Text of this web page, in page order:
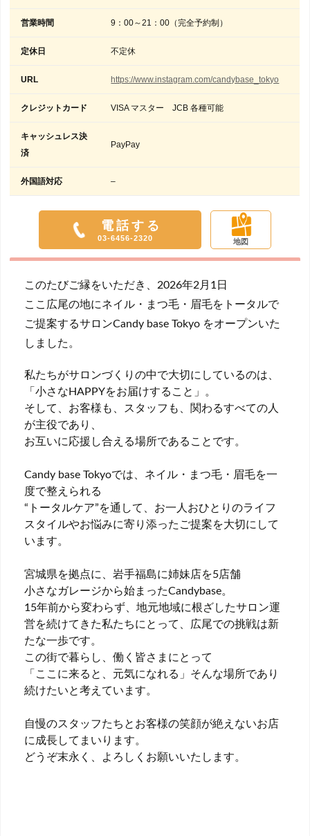
営業時間 9：00～21：00（完全予約制）
定休日 不定休
URL https://www.instagram.com/candybase_tokyo
クレジットカード VISA マスター JCB 各種可能
キャッシュレス決
済
PayPay
外国語対応 –
電話する
03-6456-2320 地図
このたびご縁をいただき、2026年2月1日
ここ広尾の地にネイル・まつ毛・眉毛をトータルで
ご提案するサロンCandy base Tokyo をオープンいた
しました。
私たちがサロンづくりの中で大切にしているのは、
「小さなHAPPYをお届けすること」。
そして、お客様も、スタッフも、関わるすべての人
が主役であり、
お互いに応援し合える場所であることです。
Candy base Tokyoでは、ネイル・まつ毛・眉毛を一
度で整えられる
“トータルケア”を通して、お一人おひとりのライフ
スタイルやお悩みに寄り添ったご提案を大切にして
います。
宮城県を拠点に、岩手福島に姉妹店を5店舗
小さなガレージから始まったCandybase。
15年前から変わらず、地元地域に根ざしたサロン運
営を続けてきた私たちにとって、広尾での挑戦は新
たな一歩です。
この街で暮らし、働く皆さまにとって
「ここに来ると、元気になれる」そんな場所であり
続けたいと考えています。
自慢のスタッフたちとお客様の笑顔が絶えないお店
に成長してまいります。
どうぞ末永く、よろしくお願いいたします。